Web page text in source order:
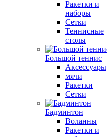
Ракетки и
наборы
Сетки
Теннисные
столы
Большой теннис
Аксессуары
мячи
Ракетки
Сетки
Бадминтон
Воланны
Ракетки и